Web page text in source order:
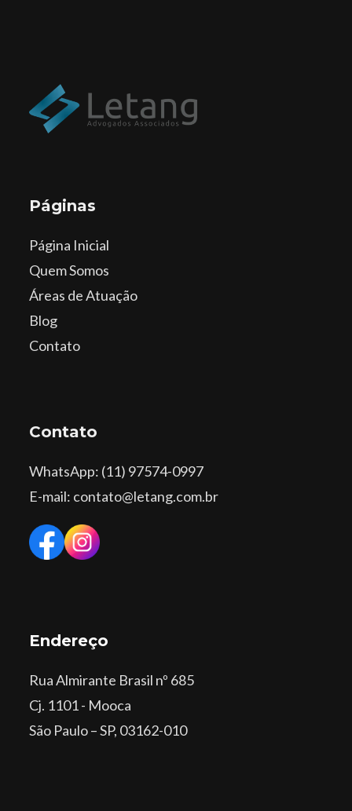
Páginas
Página Inicial
Quem Somos
Áreas de Atuação
Blog
Contato
Contato
WhatsApp: (11) 97574-0997
E-mail: contato@letang.com.br
Endereço
Rua Almirante Brasil nº 685
Cj. 1101 - Mooca
São Paulo – SP, 03162-010